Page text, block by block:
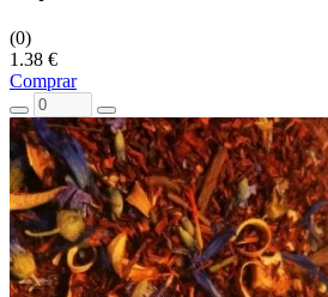
(0)
1.38 €
Comprar